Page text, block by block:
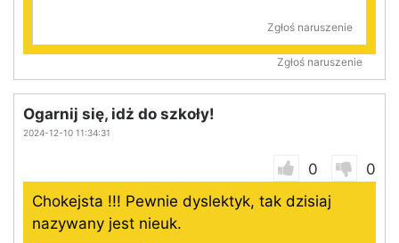
Zgłoś naruszenie
Zgłoś naruszenie
Ogarnij się, idż do szkoły!
2024-12-10 11:34:31
0
0
Chokejsta !!! Pewnie dyslektyk, tak dzisiaj
nazywany jest nieuk.